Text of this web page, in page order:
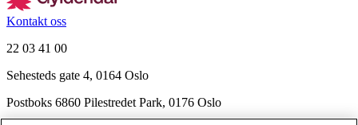
Kontakt oss
22 03 41 00
Sehesteds gate 4, 0164 Oslo
Postboks 6860 Pilestredet Park, 0176 Oslo